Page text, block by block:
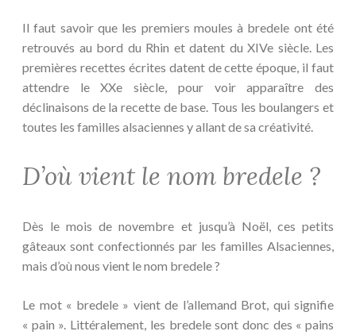
Il faut savoir que les premiers moules à bredele ont été
retrouvés au bord du Rhin et datent du XIVe siècle. Les
premières recettes écrites datent de cette époque, il faut
attendre le XXe siècle, pour voir apparaître des
déclinaisons de la recette de base. Tous les boulangers et
toutes les familles alsaciennes y allant de sa créativité.
D’où vient le nom bredele ?
Dès le mois de novembre et jusqu’à Noël, ces petits
gâteaux sont confectionnés par les familles Alsaciennes,
mais d’où nous vient le nom bredele ?
Le mot « bredele » vient de l’allemand Brot, qui signifie
« pain ». Littéralement, les bredele sont donc des « pains